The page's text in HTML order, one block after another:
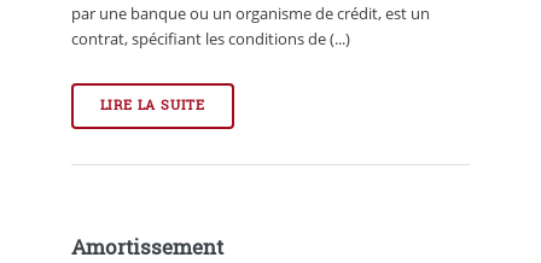
par une banque ou un organisme de crédit, est un
contrat, spécifiant les conditions de (...)
LIRE LA SUITE
Amortissement